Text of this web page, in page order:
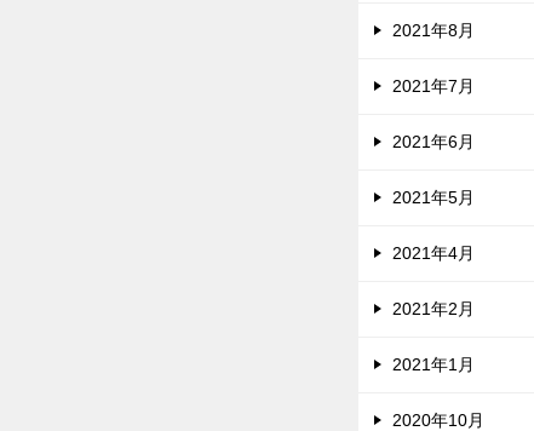
2021年8月
2021年7月
2021年6月
2021年5月
2021年4月
2021年2月
2021年1月
2020年10月